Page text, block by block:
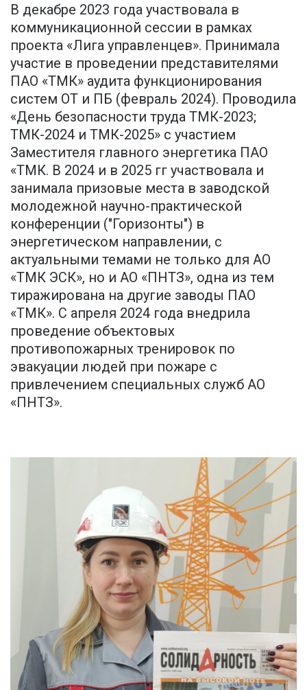
В декабре 2023 года участвовала в
коммуникационной сессии в рамках
проекта «Лига управленцев». Принимала
участие в проведении представителями
ПАО «ТМК» аудита функционирования
систем ОТ и ПБ (февраль 2024). Проводила
«День безопасности труда ТМК-2023;
ТМК-2024 и ТМК-2025» с участием
Заместителя главного энергетика ПАО
«ТМК. В 2024 и в 2025 гг участвовала и
занимала призовые места в заводской
молодежной научно-практической
конференции ("Горизонты") в
энергетическом направлении, с
актуальными темами не только для АО
«ТМК ЭСК», но и АО «ПНТЗ», одна из тем
тиражирована на другие заводы ПАО
«ТМК». С апреля 2024 года внедрила
проведение объектовых
противопожарных тренировок по
эвакуации людей при пожаре с
привлечением специальных служб АО
«ПНТЗ».